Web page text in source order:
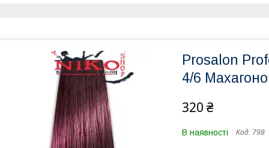
Prosalon
4/6
320 ₴
В наявності Код: 798